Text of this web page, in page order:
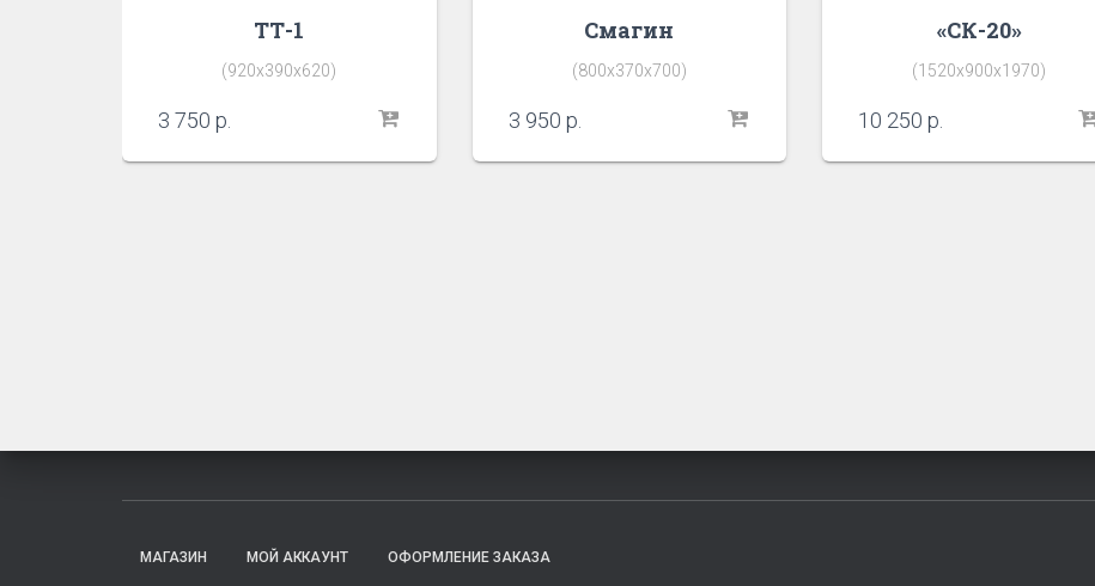
ТТ-1
(920х390х620)
3 750 р.
Смагин
(800х370х700)
3 950 р.
«СК-20»
(1520х900х1970)
10 250 р.
МАГАЗИН МОЙ АККАУНТ ОФОРМЛЕНИЕ ЗАКАЗА